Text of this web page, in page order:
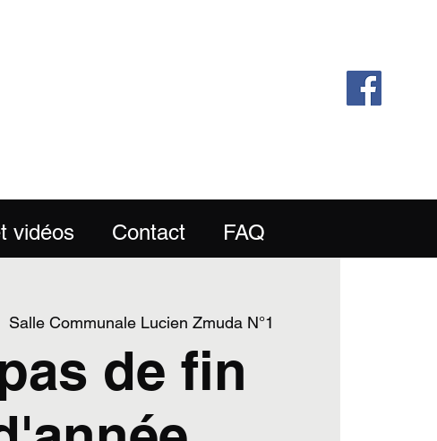
vidéos Contact FAQ
Salle Communale Lucien Zmuda N°1
de fin